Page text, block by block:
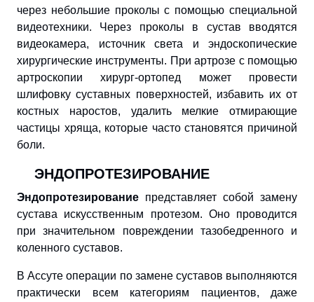
через небольшие проколы с помощью специальной
видеотехники. Через проколы в сустав вводятся
видеокамера, источник света и эндоскопические
хирургические инструменты. При артрозе с помощью
артроскопии хирург-ортопед может провести
шлифовку суставных поверхностей, избавить их от
костных наростов, удалить мелкие отмирающие
частицы хряща, которые часто становятся причиной
боли.
ЭНДОПРОТЕЗИРОВАНИЕ
Эндопротезирование представляет собой замену
сустава искусственным протезом. Оно проводится
при значительном повреждении тазобедренного и
коленного суставов.
В Ассуте операции по замене суставов выполняются
практически всем категориям пациентов, даже